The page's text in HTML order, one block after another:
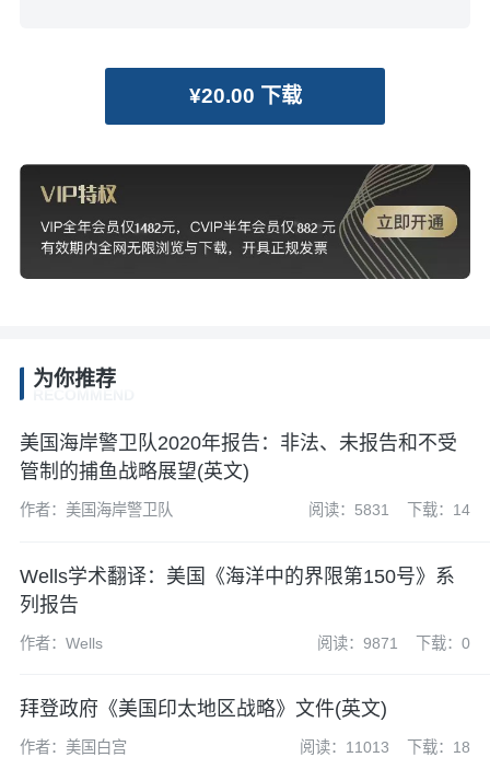
¥20.00 下载
为你推荐
美国海岸警卫队2020年报告：非法、未报告和不受
管制的捕鱼战略展望(英文)
作者：美国海岸警卫队 阅读：5831 下载：14
Wells学术翻译：美国《海洋中的界限第150号》系
列报告
作者：Wells 阅读：9871 下载：0
拜登政府《美国印太地区战略》文件(英文)
作者：美国白宫 阅读：11013 下载：18